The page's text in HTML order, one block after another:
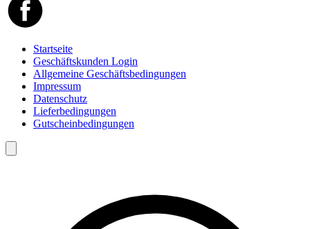
Startseite
Geschäftskunden Login
Allgemeine Geschäftsbedingungen
Impressum
Datenschutz
Lieferbedingungen
Gutscheinbedingungen